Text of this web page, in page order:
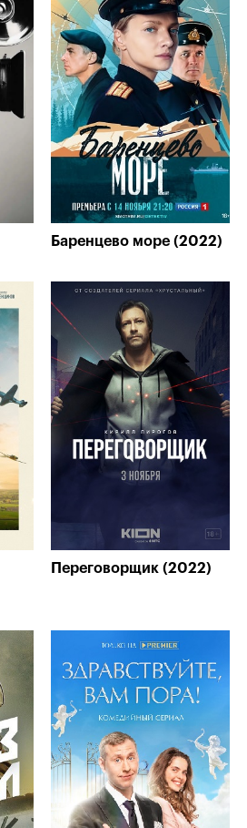
Баренцево море (2022)
Переговорщик (2022)